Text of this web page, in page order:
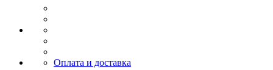
Оплата и доставка